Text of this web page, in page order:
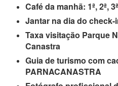
Café da manhã: 1ª, 2ª,
Jantar na dia do check-
Taxa visitação Parque
Canastra
Guia de turismo com
PARNACANASTRA